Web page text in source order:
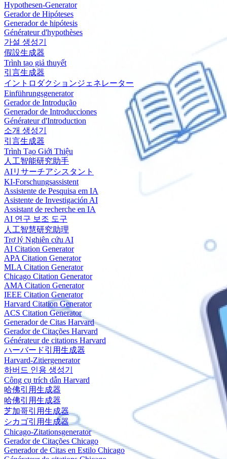
Hypothesen-Generator
Gerador de Hipóteses
Generador de hipótesis
Générateur d'hypothèses
가설 생성기
假設生成器
Trình tạo giả thuyết
引言生成器
イントロダクションジェネレーター
Einführungsgenerator
Gerador de Introdução
Generador de Introducciones
Générateur d'Introduction
소개 생성기
引言生成器
Trình Tạo Giới Thiệu
人工智能研究助手
AIリサーチアシスタント
KI-Forschungsassistent
Assistente de Pesquisa em IA
Asistente de Investigación AI
Assistant de recherche en IA
AI 연구 보조 도구
人工智慧研究助理
Trợ lý Nghiên cứu AI
AI Citation Generator
APA Citation Generator
MLA Citation Generator
Chicago Citation Generator
AMA Citation Generator
IEEE Citation Generator
Harvard Citation Generator
ACS Citation Generator
Generador de Citas Harvard
Gerador de Citações Harvard
Générateur de citations Harvard
ハーバード引用生成器
Harvard-Zitiergenerator
하버드 인용 생성기
Công cụ trích dẫn Harvard
哈佛引用生成器
哈佛引用生成器
芝加哥引用生成器
シカゴ引用生成器
Chicago-Zitationsgenerator
Gerador de Citações Chicago
Generador de Citas en Estilo Chicago